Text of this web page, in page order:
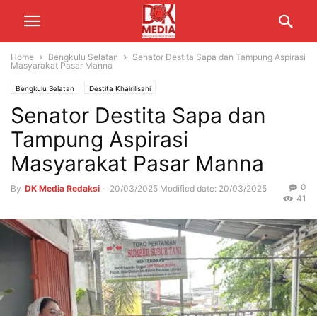
Home Bengkulu Selatan
Senator Destita Sapa dan Tampung Aspirasi
Masyarakat Pasar Manna
Bengkulu Selatan Destita Khairilisani
Senator Destita Sapa dan
Tampung Aspirasi
Masyarakat Pasar Manna
By DK Media Redaksi - 20/03/2025 Modified date: 20/03/2025
0
41